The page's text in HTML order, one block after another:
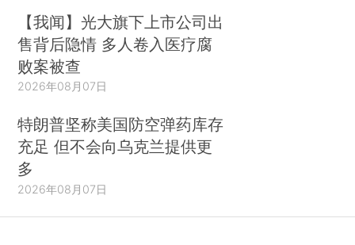
【我闻】光大旗下上市公司出
售背后隐情 多人卷入医疗腐
败案被查
2026年08月07日
特朗普坚称美国防空弹药库存
充足 但不会向乌克兰提供更
多
2026年08月07日